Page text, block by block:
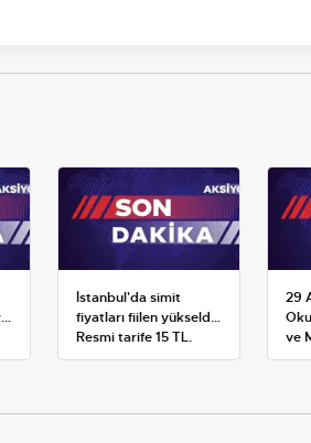
İstanbul'da simit
fiyatları fiilen yükseldi:
Resmi tarife 15 TL,
satışlar 20-25 TL'ye
29
ve